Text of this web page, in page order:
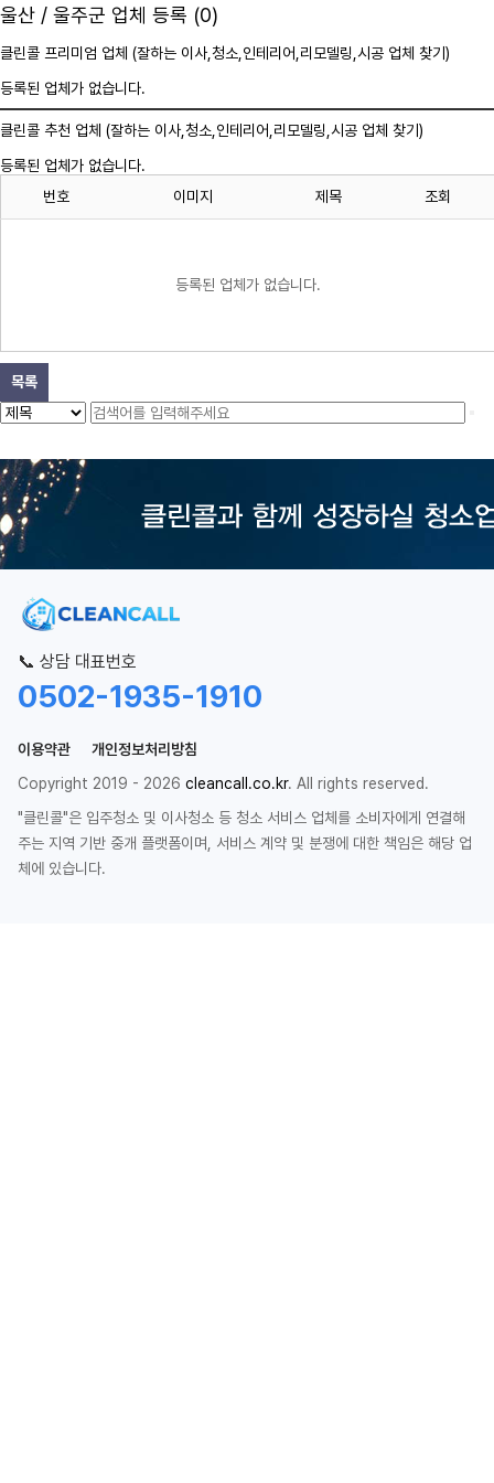
울산 / 울주군 업체 등록 (0)
클린콜 프리미엄 업체 (잘하는 이사, 청소 ,인테리어,리모델링,시공 업체 찾기)
등록된 업체가 없습니다.
클린콜 추천 업체 (잘하는 이사, 청소 ,인테리어,리모델링,시공 업체 찾기)
등록된 업체가 없습니다.
번호
이미지 제목 조회
등록된 업체가 없습니다.
목록
📞 상담 대표번호
0502-1935-1910
이용약관
개인정보처리방침
Copyright 2019 - 2026 cleancall.co.kr. All rights reserved.
"클린콜"은 입주청소 및 이사청소 등 청소 서비스 업체를 소비자에게 연결해
주는 지역 기반 중개 플랫폼이며, 서비스 계약 및 분쟁에 대한 책임은 해당 업
체에 있습니다.